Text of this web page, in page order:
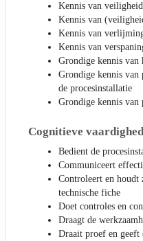
Kennis van
Kennis van
Kennis van
Kennis van
Grondige kennis van
Grondige kennis van
de procesinstallatie
Grondige kennis van
Cognitieve
Bedient de
Communiceert
Controleert en houdt
technische fiche
Doet controles en
Draagt de
Draait proef en